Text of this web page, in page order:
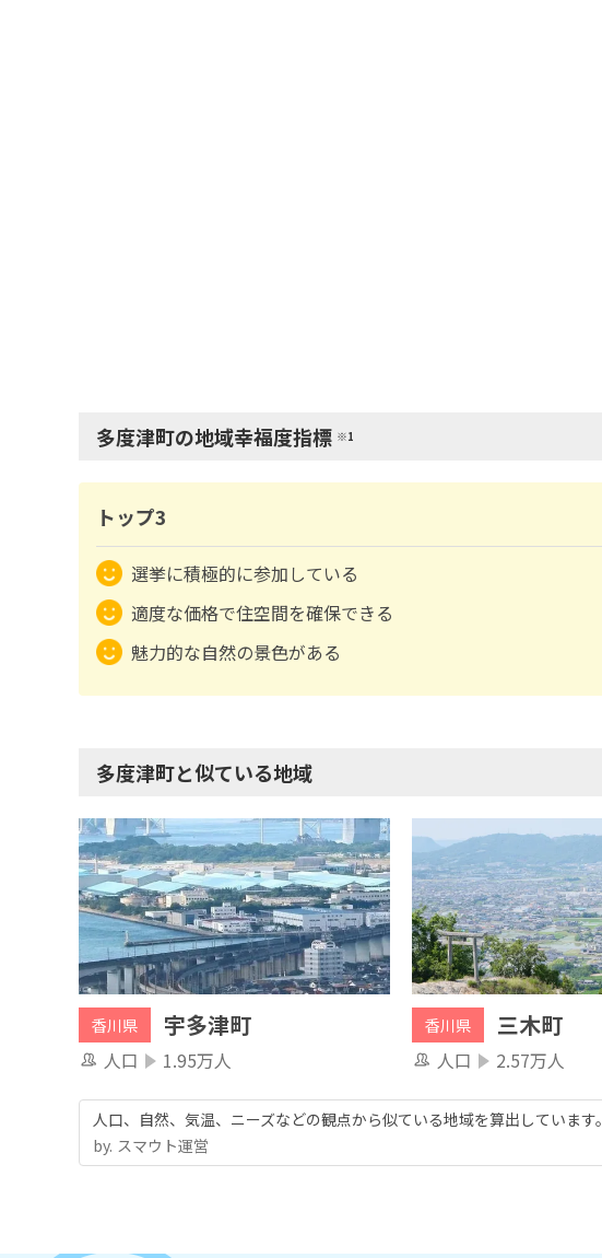
多度津町の地域幸福度指標 ※1
トップ3
選挙に積極的に参加している
適度な価格で住空間を確保できる
魅力的な自然の景色がある
多度津町と似ている地域
香川県 宇多津町
人口 1.95万人
香川県 三木町
人口 2.57万人
人口、自然、気温、ニーズなどの観点から似ている地域を算出しています。
by.︎ スマウト運営